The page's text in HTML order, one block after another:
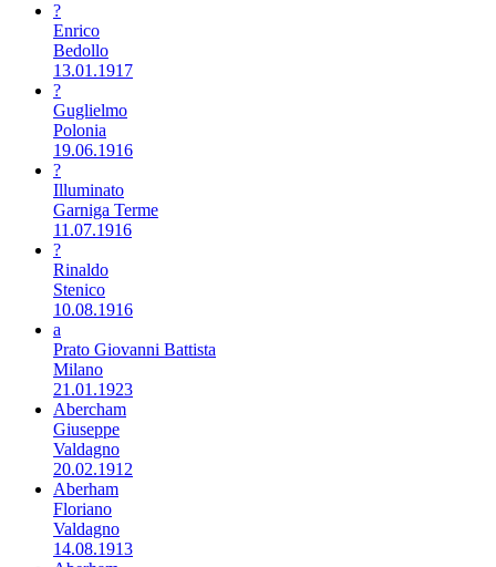
?
Enrico
Bedollo
13.01.1917
?
Guglielmo
Polonia
19.06.1916
?
Illuminato
Garniga Terme
11.07.1916
?
Rinaldo
Stenico
10.08.1916
a
Prato Giovanni Battista
Milano
21.01.1923
Abercham
Giuseppe
Valdagno
20.02.1912
Aberham
Floriano
Valdagno
14.08.1913